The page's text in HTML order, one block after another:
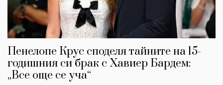
Пенелопе Крус споделя тайните на 15-
годишния си брак с Хавиер Бардем:
„Все още се уча“
КАТЕГОРИИ